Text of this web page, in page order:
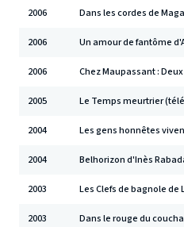
2006 Dans les cordes de
2006 Un amour de fantôme
2006 Chez Maupassant :
2005 Le Temps meurtrier
2004 Les gens honnêtes
2004 Belhorizon d'Inès
2003 Les Clefs de bagnole de
2003 Dans le rouge du